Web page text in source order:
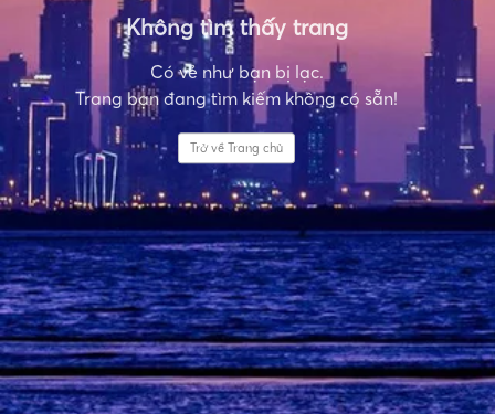
Không tìm thấy trang
Có vẻ như bạn bị lạc.
Trang bạn đang tìm kiếm không có sẵn!
Trở về Trang chủ